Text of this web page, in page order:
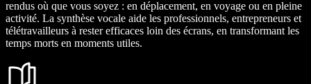
rendus où que vous soyez : en déplacement, en voyage ou en pleine
activité. La synthèse vocale aide les professionnels, entrepreneurs et
télétravailleurs à rester efficaces loin des écrans, en transformant les
temps morts en moments utiles.